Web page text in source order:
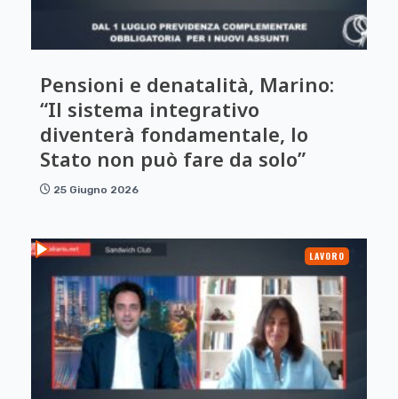
Pensioni e denatalità, Marino:
“Il sistema integrativo
diventerà fondamentale, lo
Stato non può fare da solo”
25 Giugno 2026
LAVORO